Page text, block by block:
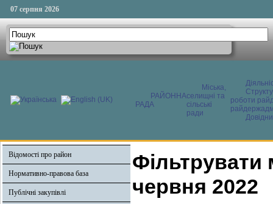
07 серпня 2026
РАЙОННА
РАДА
Міська,
селищні та
сільські
ради
роботи
Відомості про район
Нормативно-правова база
Публічні закупівлі
Фільтрувати
червня 2022